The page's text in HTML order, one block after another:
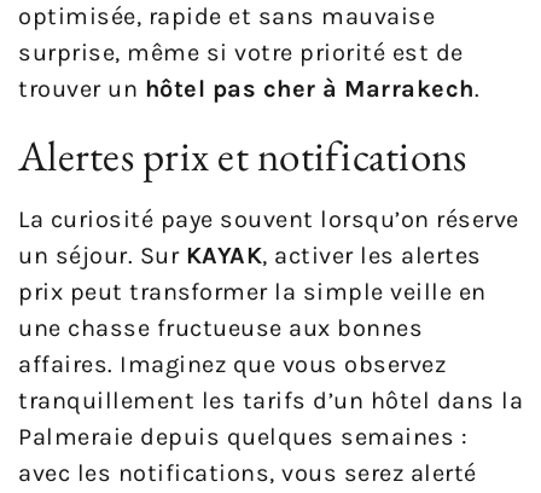
optimisée, rapide et sans mauvaise
surprise, même si votre priorité est de
trouver un hôtel pas cher à Marrakech.
Alertes prix et notifications
La curiosité paye souvent lorsqu’on réserve
un séjour. Sur KAYAK, activer les alertes
prix peut transformer la simple veille en
une chasse fructueuse aux bonnes
affaires. Imaginez que vous observez
tranquillement les tarifs d’un hôtel dans la
Palmeraie depuis quelques semaines :
avec les notifications, vous serez alerté